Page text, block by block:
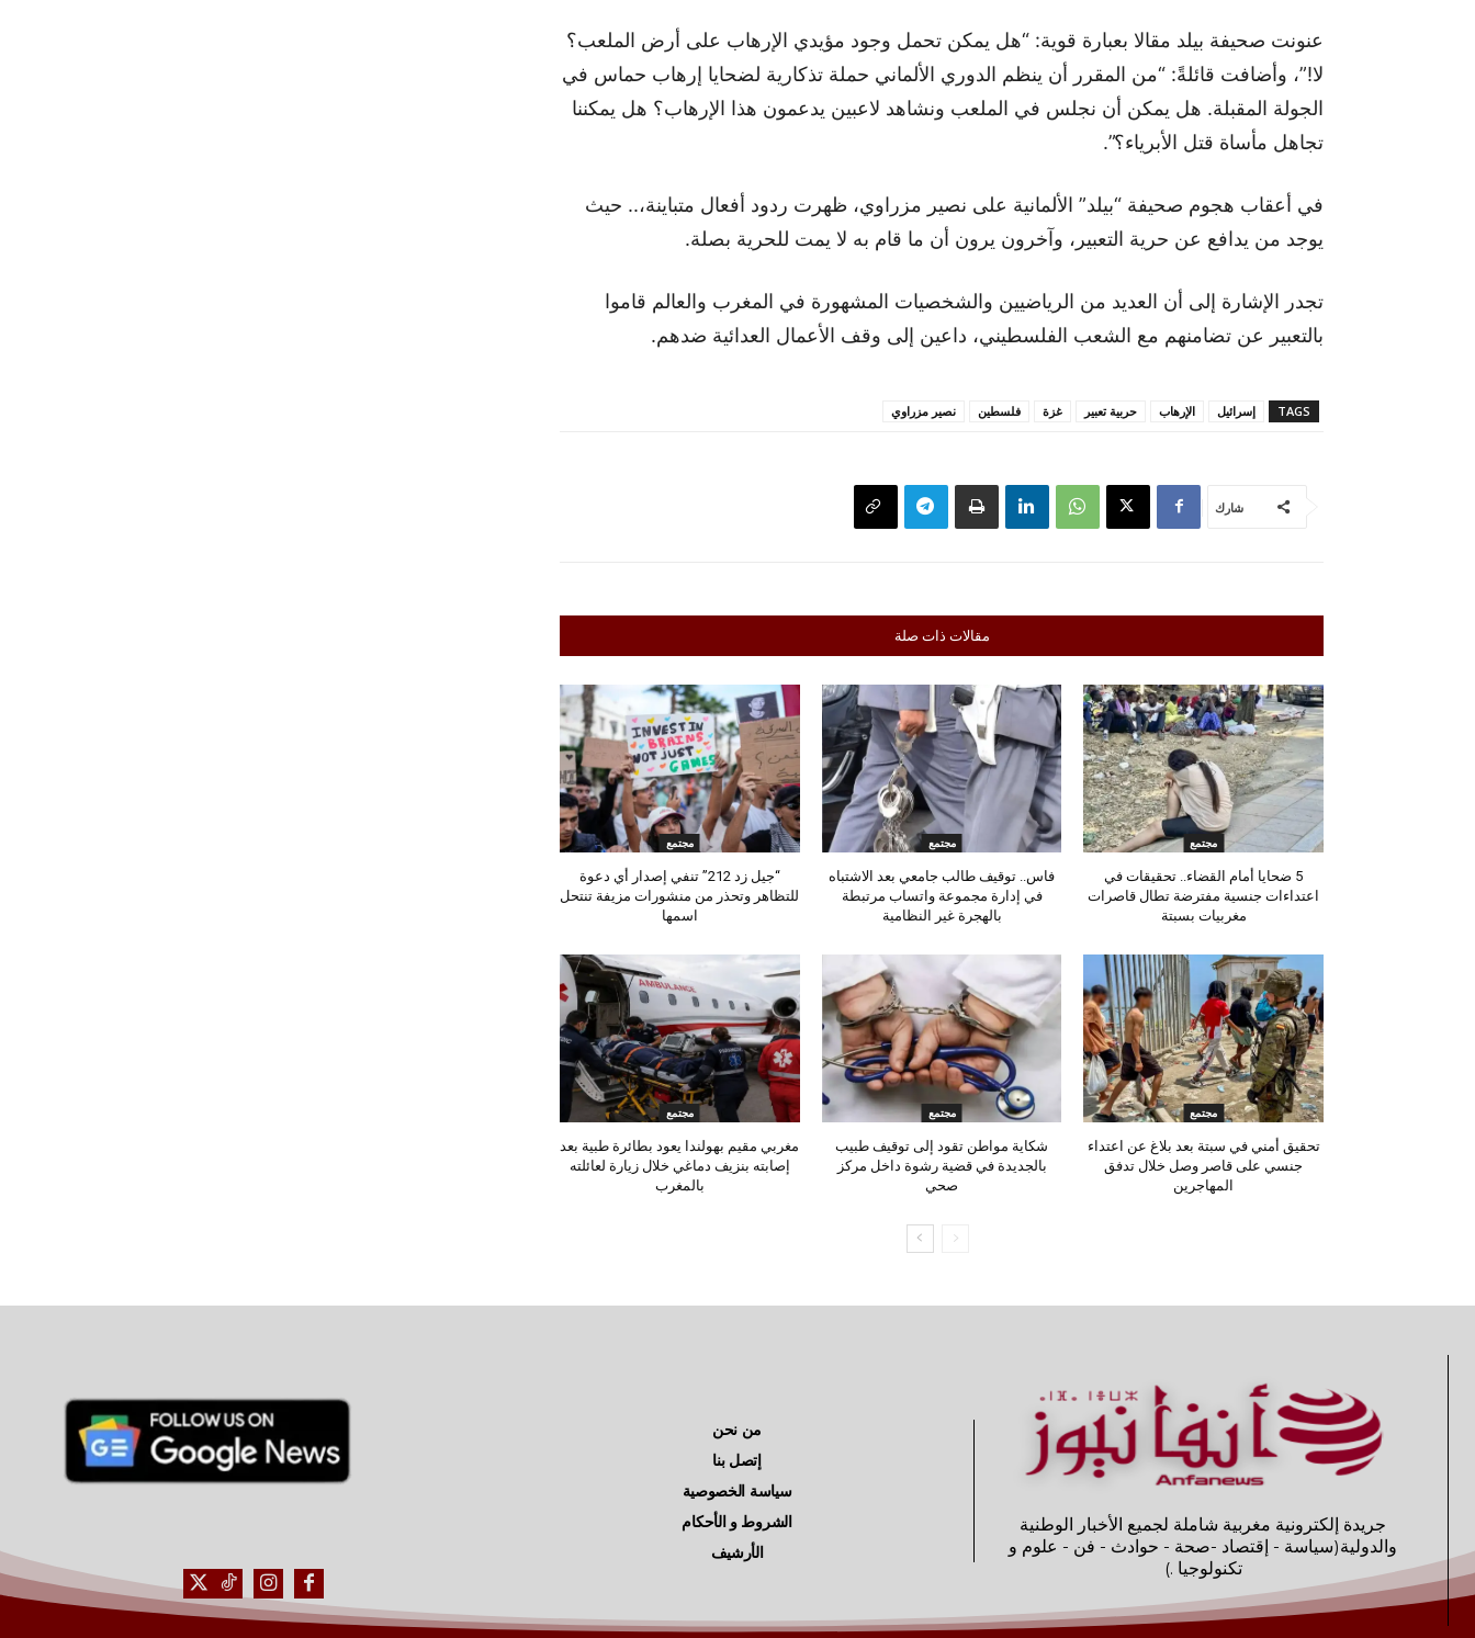
عنونت صحيفة بيلد مقالا بعبارة قوية: “هل يمكن تحمل وجود مؤيدي الإرهاب على أرض الملعب؟
لا!”، وأضافت قائلةً: “من المقرر أن ينظم الدوري الألماني حملة تذكارية لضحايا إرهاب حماس في
الجولة المقبلة. هل يمكن أن نجلس في الملعب ونشاهد لاعبين يدعمون هذا الإرهاب؟ هل يمكننا
تجاهل مأساة قتل الأبرياء؟”.
في أعقاب هجوم صحيفة “بيلد” الألمانية على نصير مزراوي، ظهرت ردود أفعال متباينة،.. حيث
يوجد من يدافع عن حرية التعبير، وآخرون يرون أن ما قام به لا يمت للحرية بصلة.
تجدر الإشارة إلى أن العديد من الرياضيين والشخصيات المشهورة في المغرب والعالم قاموا
بالتعبير عن تضامنهم مع الشعب الفلسطيني، داعين إلى وقف الأعمال العدائية ضدهم.
TAGS إسرائيل الإرهاب حربية تعبير غزة فلسطين نصير مزراوي
شارك
مقالات ذات صلة
مجتمع
5 ضحايا أمام القضاء.. تحقيقات في
اعتداءات جنسية مفترضة تطال قاصرات
مغربيات بسبتة
مجتمع
فاس.. توقيف طالب جامعي بعد الاشتباه
في إدارة مجموعة واتساب مرتبطة
بالهجرة غير النظامية
مجتمع
“جيل زد 212” تنفي إصدار أي دعوة
للتظاهر وتحذر من منشورات مزيفة تنتحل
اسمها
مجتمع
تحقيق أمني في سبتة بعد بلاغ عن اعتداء
جنسي على قاصر وصل خلال تدفق
المهاجرين
مجتمع
شكاية مواطن تقود إلى توقيف طبيب
بالجديدة في قضية رشوة داخل مركز
صحي
مجتمع
مغربي مقيم بهولندا يعود بطائرة طبية بعد
إصابته بنزيف دماغي خلال زيارة لعائلته
بالمغرب
جريدة إلكترونية مغربية شاملة لجميع الأخبار الوطنية
والدولية(سياسة - إقتصاد -صحة - حوادث - فن - علوم و
تكنولوجيا .)
من نحن
إتصل بنا
سياسة الخصوصية
الشروط و الأحكام
الأرشيف